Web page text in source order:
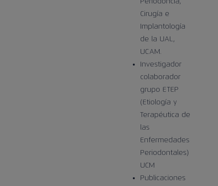
Cirugía e
Implantología
de la UAL,
UCAM.
Investigador
colaborador
grupo ETEP
(Etiología y
Terapéutica de
las
Enfermedades
Periodontales)
UCM
Publicaciones